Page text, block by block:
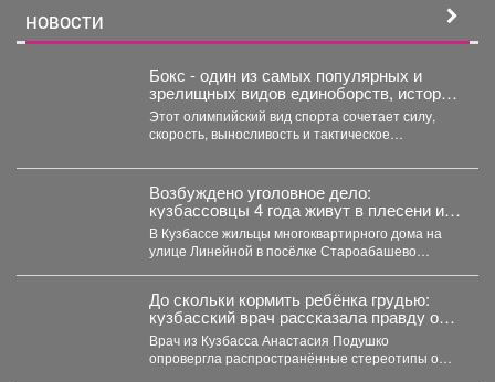
НОВОСТИ
Бокс - один из самых популярных и
зрелищных видов единоборств, история
которого насчитывает не одно столетие.
Этот олимпийский вид спорта сочетает силу,
скорость, выносливость и тактическое
Возбуждено уголовное дело:
кузбассовцы 4 года живут в плесени и
ждут помощи
В Кузбассе жильцы многоквартирного дома на
улице Линейной в посёлке Староабашево
До скольки кормить ребёнка грудью:
кузбасский врач рассказала правду о
лактации
Врач из Кузбасса Анастасия Подушко
опровергла распространённые стереотипы о